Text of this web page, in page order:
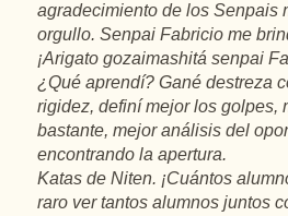
agradecimiento de los Senpais
orgullo. Senpai Fabricio me
¡Arigato gozaimashitá senpai
¿Qué aprendí? Gané destreza
rigidez, definí mejor los golpes,
bastante, mejor análisis del
encontrando la apertura.
Katas de Niten. ¡Cuántos
raro ver tantos alumnos juntos